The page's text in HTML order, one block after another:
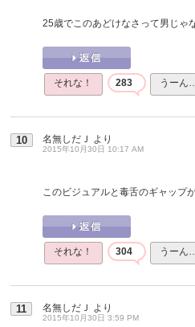
25歳でこのあどけなさって男じゃ
それな！ 283 うーん
10 名無しだＪ より
2015年10月30日 10:17 AM
このビジュアルと毒舌のギャップ
それな！ 304 うーん
11 名無しだＪ より
2015年10月30日 3:59 PM